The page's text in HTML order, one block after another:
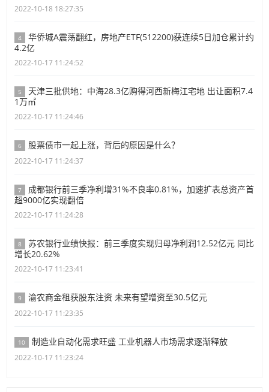
2022-10-18 18:27:35
4
华侨城A震荡翻红，房地产ETF(512200)获连续5日加仓累计约
4.2亿
2022-10-17 11:24:52
5
天津三批供地：中海28.3亿购得河西新梅江宅地 出让面积7.4
1万㎡
2022-10-17 11:24:46
6 股票债市一起上涨，背后的原因是什么？
2022-10-17 11:24:37
7
成都银行前三季净利增31%不良率0.81%，加速扩表总资产首
超9000亿实现翻倍
2022-10-17 11:24:28
8
苏农银行业绩快报：前三季度实现归母净利润12.52亿元 同比
增长20.62%
2022-10-17 11:23:41
9 渝农商金租获股东注资 未来有望增资至30.5亿元
2022-10-17 11:23:35
10 制造业自动化需求旺盛 工业机器人市场需求逐渐释放
2022-10-17 11:23:24